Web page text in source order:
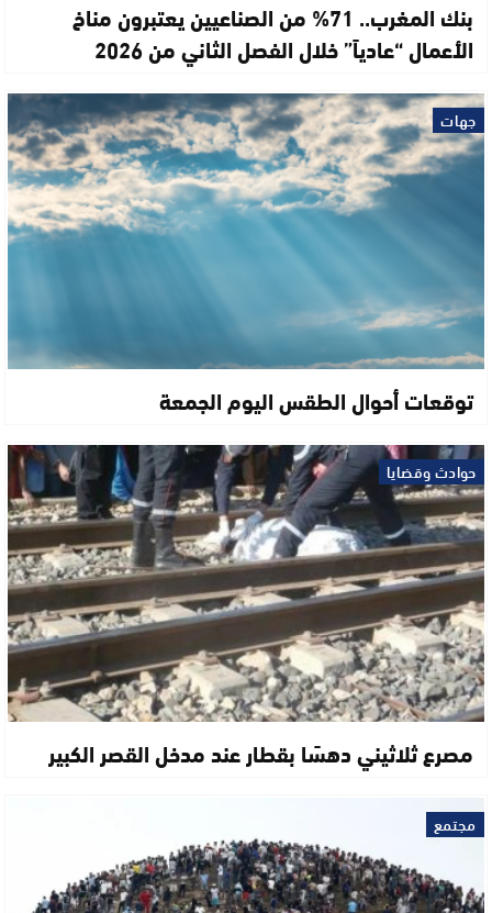
بنك المغرب.. 71% من الصناعيين يعتبرون مناخ
الأعمال “عادياً” خلال الفصل الثاني من 2026
جهات
توقعات أحوال الطقس اليوم الجمعة
حوادث وقضايا
مصرع ثلاثيني دهسًا بقطار عند مدخل القصر الكبير
مجتمع